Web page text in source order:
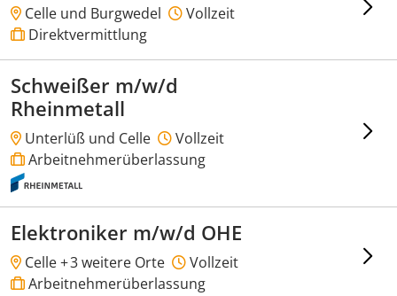
Celle und Burgwedel
Vollzeit
Direktvermittlung
Schweißer m/w/d
Rheinmetall
Unterlüß und Celle
Vollzeit
Arbeitnehmerüberlassung
Elektroniker m/w/d OHE
Celle +3 weitere Orte
Vollzeit
Arbeitnehmerüberlassung